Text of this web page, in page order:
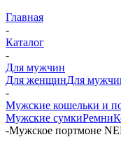
Главная
-
Каталог
-
Для мужчин
Для женщинДля
-
Мужские кошельки и
Мужские сумкиРемни
-Мужское портмоне